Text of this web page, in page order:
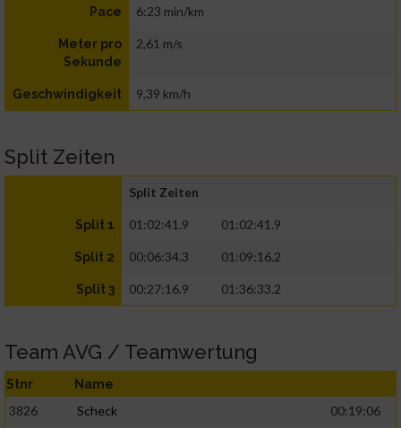
Pace 6:23 min/km
Meter pro
Sekunde
2,61 m/s
Geschwindigkeit 9,39 km/h
Split Zeiten
Split Zeiten
Split 1 01:02:41.9 01:02:41.9
Split 2 00:06:34.3 01:09:16.2
Split 3 00:27:16.9 01:36:33.2
Team AVG / Teamwertung
Stnr Name
3826 Scheck
00:19:06